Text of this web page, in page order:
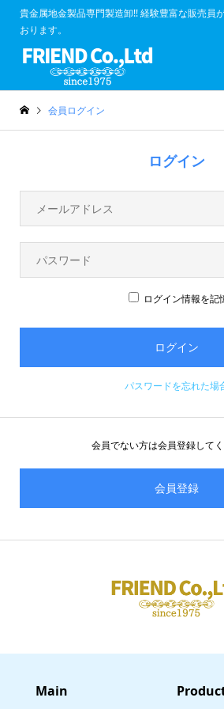
貴金属地金製品専門製造卸!! 経験豊富な販売員
おります。
会員ログイン
ログイン
ログイン情報を記
パスワードを忘れた場
会員でない方は会員登録してく
会員登録
Main